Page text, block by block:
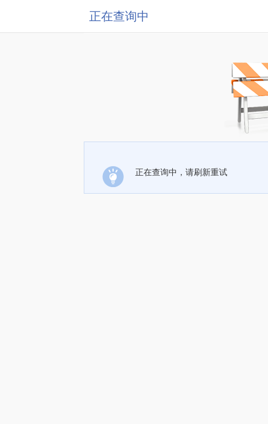
正在查询中
正在查询中，请刷新重试